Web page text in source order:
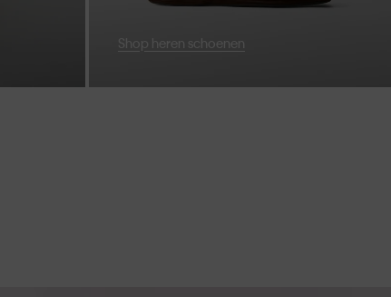
Shop heren schoenen